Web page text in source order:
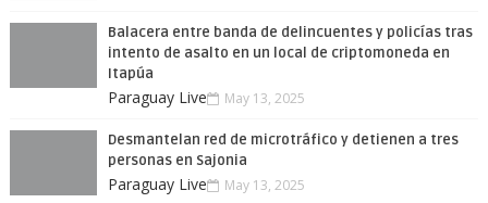
Balacera entre banda de delincuentes y policías tras
intento de asalto en un local de criptomoneda en
Itapúa
Paraguay Live May 13, 2025
Desmantelan red de microtráfico y detienen a tres
personas en Sajonia
Paraguay Live May 13, 2025